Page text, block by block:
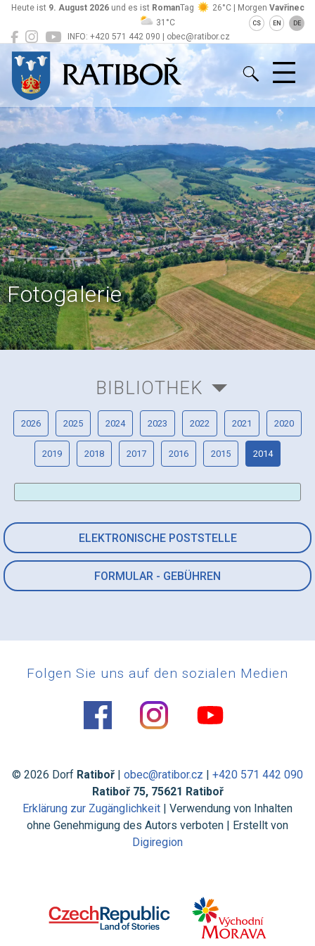
INFO: +420 571 442 090 | obec@ratibor.cz
Heute ist 9. August 2026und es ist RomanTag 26°C | Morgen Vavřinec
31°C
CS EN DE
Ratiboř
Fotogalerie
ELEKTRONISCHE POSTSTELLE
FORMULAR - GEBÜHREN
BIBLIOTHEK
2026 2025 2024 2023 2022 2021 2020
2019 2018 2017 2016 2015 2014
Folgen Sie uns auf den sozialen Medien
© 2026 Dorf Ratiboř | obec@ratibor.cz | +420 571 442 090
Ratiboř 75, 75621 Ratiboř
Erklärung zur Zugänglichkeit | Verwendung von Inhalten
ohne Genehmigung des Autors verboten | Erstellt von
Digiregion